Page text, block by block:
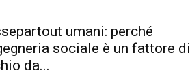
umani: perché
sociale è un fattore di
da...